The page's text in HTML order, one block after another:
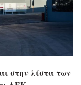
στην λίστα των